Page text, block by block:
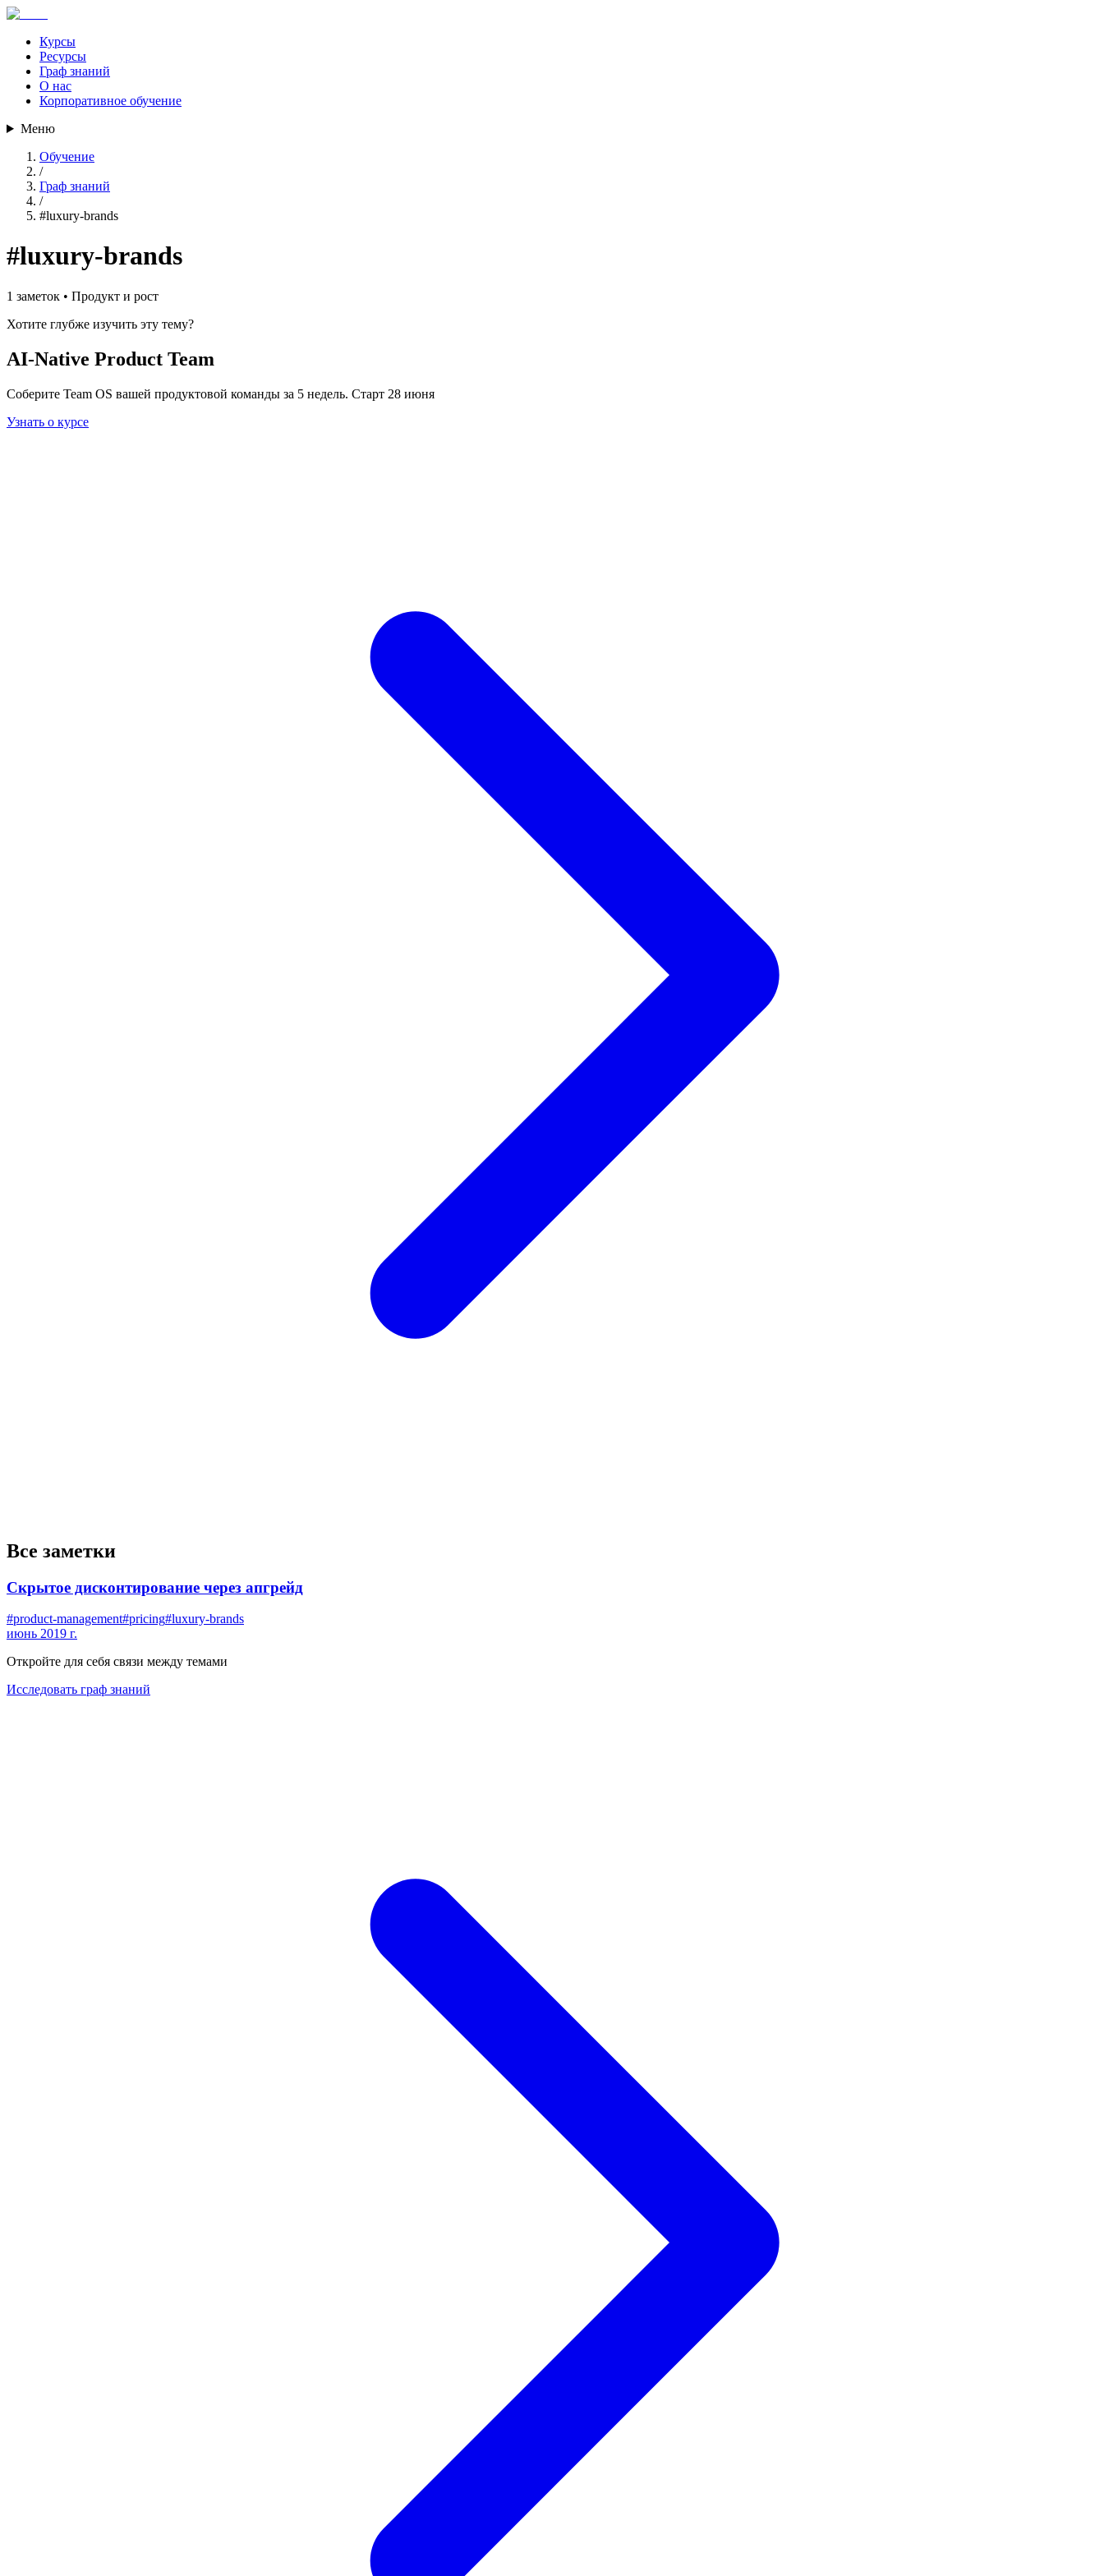
Курсы
Ресурсы
Граф знаний
О нас
Корпоративное обучение
Меню
Обучение
/
Граф знаний
/
#luxury-brands
#luxury-brands
1 заметок • Продукт и рост
Хотите глубже изучить эту тему?
AI-Native Product Team
Соберите Team OS вашей продуктовой команды за 5 недель. Старт 28 июня
Узнать о курсе
Все заметки
Скрытое дисконтирование через апгрейд
#product-management#pricing#luxury-brands
июнь 2019 г.
Откройте для себя связи между темами
Исследовать граф знаний